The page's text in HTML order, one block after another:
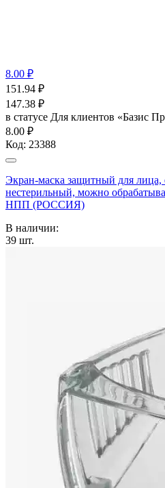
8.00 ₽
151.94 ₽
147.38 ₽
в статусе Для клиентов «Базис
8.00 ₽
Код: 23388
Экран-маска защитный для лица,
нестерильный, можно
НПП (РОССИЯ)
В наличии:
39 шт.